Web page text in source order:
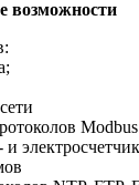
возможности